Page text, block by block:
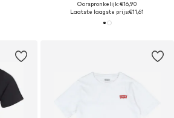
Oorspronkelijk: €16,90
Laatste laagste prijs:€11,61